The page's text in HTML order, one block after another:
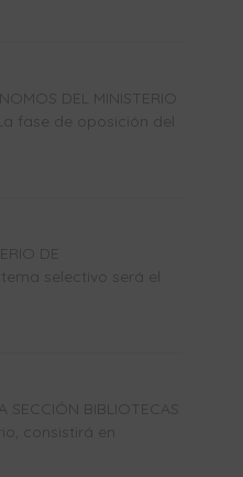
DEL MINISTERIO
fase de oposición del
DE
selectivo será el
BIBLIOTECAS
consistirá en